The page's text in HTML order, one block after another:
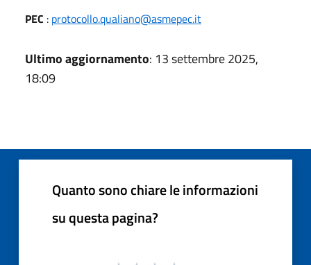
PEC : protocollo.qualiano@asmepec.it
Ultimo aggiornamento: 13 settembre 2025,
18:09
Quanto sono chiare le informazioni
su questa pagina?